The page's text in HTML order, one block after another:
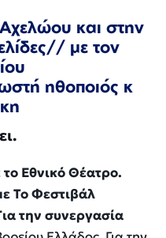
και στην
με τον
ηθοποιός κ
Εθνικό Θέατρο.
Το Φεστιβάλ
την συνεργασία